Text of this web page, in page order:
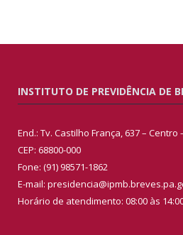
INSTITUTO DE PREVIDÊNCIA DE
End.: Tv. Castilho França, 637 –
CEP: 68800-000
Fone: (91) 98571-1862
E-mail:
Horário de atendimento: 08:00 às